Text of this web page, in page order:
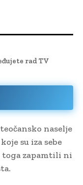
rad TV
naselje
su iza sebe
toga zapamtili ni